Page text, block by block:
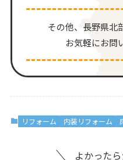
その他、⻑野県北
お気軽にお問
リフォーム 内装リフォーム
よかった